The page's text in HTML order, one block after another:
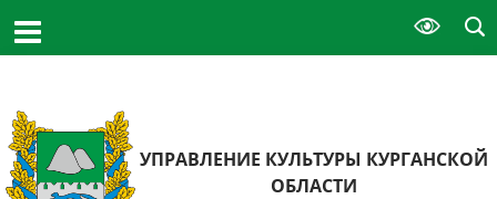
УПРАВЛЕНИЕ КУЛЬТУРЫ КУРГАНСКОЙ
ОБЛАСТИ